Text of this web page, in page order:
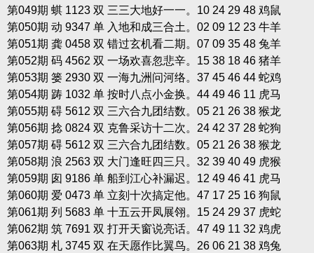
第049期 蜞 1123 双 三三大地好一一。10 24 29 48 鸡鼠
第050期 动 9347 单 入地和成三合土。02 09 12 23 牛羊
第051期 龚 0458 双 错过玄机看二期。07 09 35 48 兔羊
第052期 码 4562 双 一场欢喜忽悲辛。15 38 18 46 猪羊
第053期 篓 2930 双 一海九洲问河络。37 45 46 44 蛇鸡
第054期 踌 1032 单 按时八点小金换。44 49 46 11 虎马
第055期 碍 5612 双 三六合九团结数。05 21 26 38 猴龙
第056期 捻 0824 双 克鲁采访十二次。24 42 37 28 蛇狗
第057期 碍 5612 双 三六合九团结数。05 21 26 38 猴龙
第058期 浪 2563 双 大门逢旺四三只。32 39 40 49 虎猴
第059期 囱 9186 单 船到江心补漏迟。12 49 46 41 虎马
第060期 爱 0473 单 立刻十次搞定他。47 17 25 16 狗鼠
第061期 列 5683 单 十五云开凤展翎。15 24 29 37 虎蛇
第062期 筑 7691 双 打开天窗说亮话。47 49 11 32 鸡虎
第063期 札 3745 双 在天愿作比翼鸟。26 06 21 38 鸡兔